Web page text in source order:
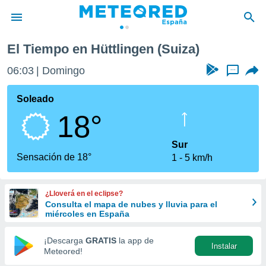
de
por
que se
calidad.
a este
las
y
forma
digital
basada
El Tiempo en Hüttlingen (Suiza)
06:03 Domingo ...
Soleado
18°
Sensación de 18°
Sur
1
5 km/h
¿Lloverá en el eclipse?
Consulta el mapa de nubes y lluvia para el
miércoles en España
¡Descarga GRATIS la app de
Meteored!
Instalar